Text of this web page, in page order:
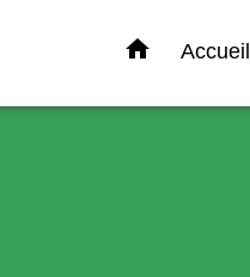
home Accueil